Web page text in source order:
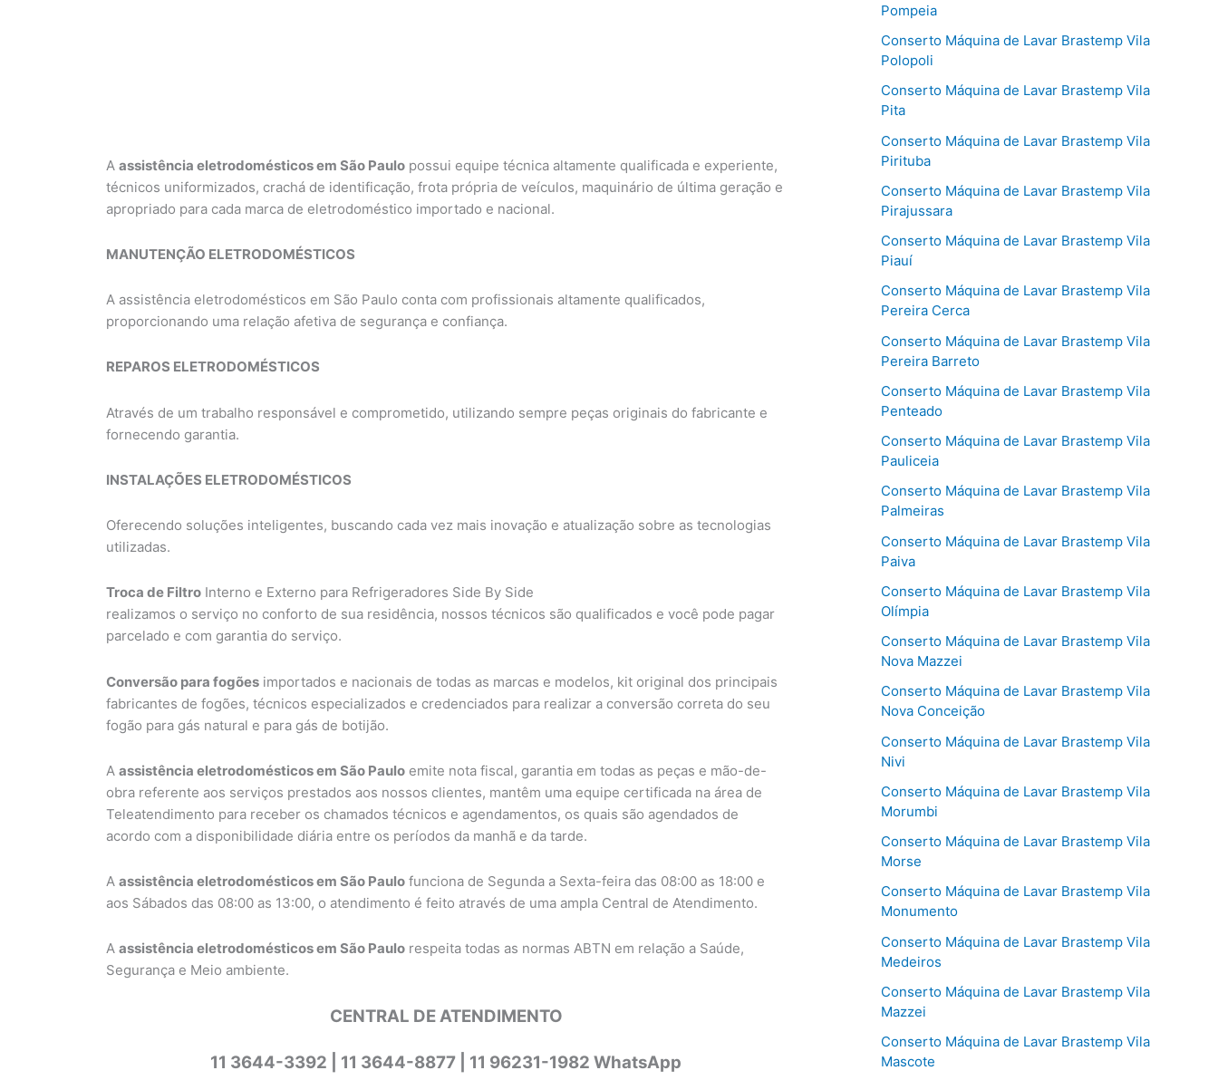
A assistência eletrodomésticos em São Paulo possui equipe técnica altamente qualificada e experiente,
técnicos uniformizados, crachá de identificação, frota própria de veículos, maquinário de última geração e
apropriado para cada marca de eletrodoméstico importado e nacional.
MANUTENÇÃO ELETRODOMÉSTICOS
A assistência eletrodomésticos em São Paulo conta com profissionais altamente qualificados,
proporcionando uma relação afetiva de segurança e confiança.
REPAROS ELETRODOMÉSTICOS
Através de um trabalho responsável e comprometido, utilizando sempre peças originais do fabricante e
fornecendo garantia.
INSTALAÇÕES ELETRODOMÉSTICOS
Oferecendo soluções inteligentes, buscando cada vez mais inovação e atualização sobre as tecnologias
utilizadas.
Troca de Filtro Interno e Externo para Refrigeradores Side By Side
realizamos o serviço no conforto de sua residência, nossos técnicos são qualificados e você pode pagar
parcelado e com garantia do serviço.
Conversão para fogões importados e nacionais de todas as marcas e modelos, kit original dos principais
fabricantes de fogões, técnicos especializados e credenciados para realizar a conversão correta do seu
fogão para gás natural e para gás de botijão.
A assistência eletrodomésticos em São Paulo emite nota fiscal, garantia em todas as peças e mão-de-
obra referente aos serviços prestados aos nossos clientes, mantêm uma equipe certificada na área de
Teleatendimento para receber os chamados técnicos e agendamentos, os quais são agendados de
acordo com a disponibilidade diária entre os períodos da manhã e da tarde.
A assistência eletrodomésticos em São Paulo funciona de Segunda a Sexta-feira das 08:00 as 18:00 e
aos Sábados das 08:00 as 13:00, o atendimento é feito através de uma ampla Central de Atendimento.
A assistência eletrodomésticos em São Paulo respeita todas as normas ABTN em relação a Saúde,
Segurança e Meio ambiente.
CENTRAL DE ATENDIMENTO
11 3644-3392 | 11 3644-8877 | 11 96231-1982 WhatsApp
Pompeia
Conserto Máquina de Lavar Brastemp Vila
Polopoli
Conserto Máquina de Lavar Brastemp Vila
Pita
Conserto Máquina de Lavar Brastemp Vila
Pirituba
Conserto Máquina de Lavar Brastemp Vila
Pirajussara
Conserto Máquina de Lavar Brastemp Vila
Piauí
Conserto Máquina de Lavar Brastemp Vila
Pereira Cerca
Conserto Máquina de Lavar Brastemp Vila
Pereira Barreto
Conserto Máquina de Lavar Brastemp Vila
Penteado
Conserto Máquina de Lavar Brastemp Vila
Pauliceia
Conserto Máquina de Lavar Brastemp Vila
Palmeiras
Conserto Máquina de Lavar Brastemp Vila
Paiva
Conserto Máquina de Lavar Brastemp Vila
Olímpia
Conserto Máquina de Lavar Brastemp Vila
Nova Mazzei
Conserto Máquina de Lavar Brastemp Vila
Nova Conceição
Conserto Máquina de Lavar Brastemp Vila
Nivi
Conserto Máquina de Lavar Brastemp Vila
Morumbi
Conserto Máquina de Lavar Brastemp Vila
Morse
Conserto Máquina de Lavar Brastemp Vila
Monumento
Conserto Máquina de Lavar Brastemp Vila
Medeiros
Conserto Máquina de Lavar Brastemp Vila
Mazzei
Conserto Máquina de Lavar Brastemp Vila
Mascote